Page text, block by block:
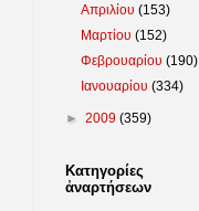
Απριλίου(153)
Μαρτίου(152)
Φεβρουαρίου(190)
Ιανουαρίου(334)
► 2009 (359)
Κατηγορίες
ἀναρτήσεων